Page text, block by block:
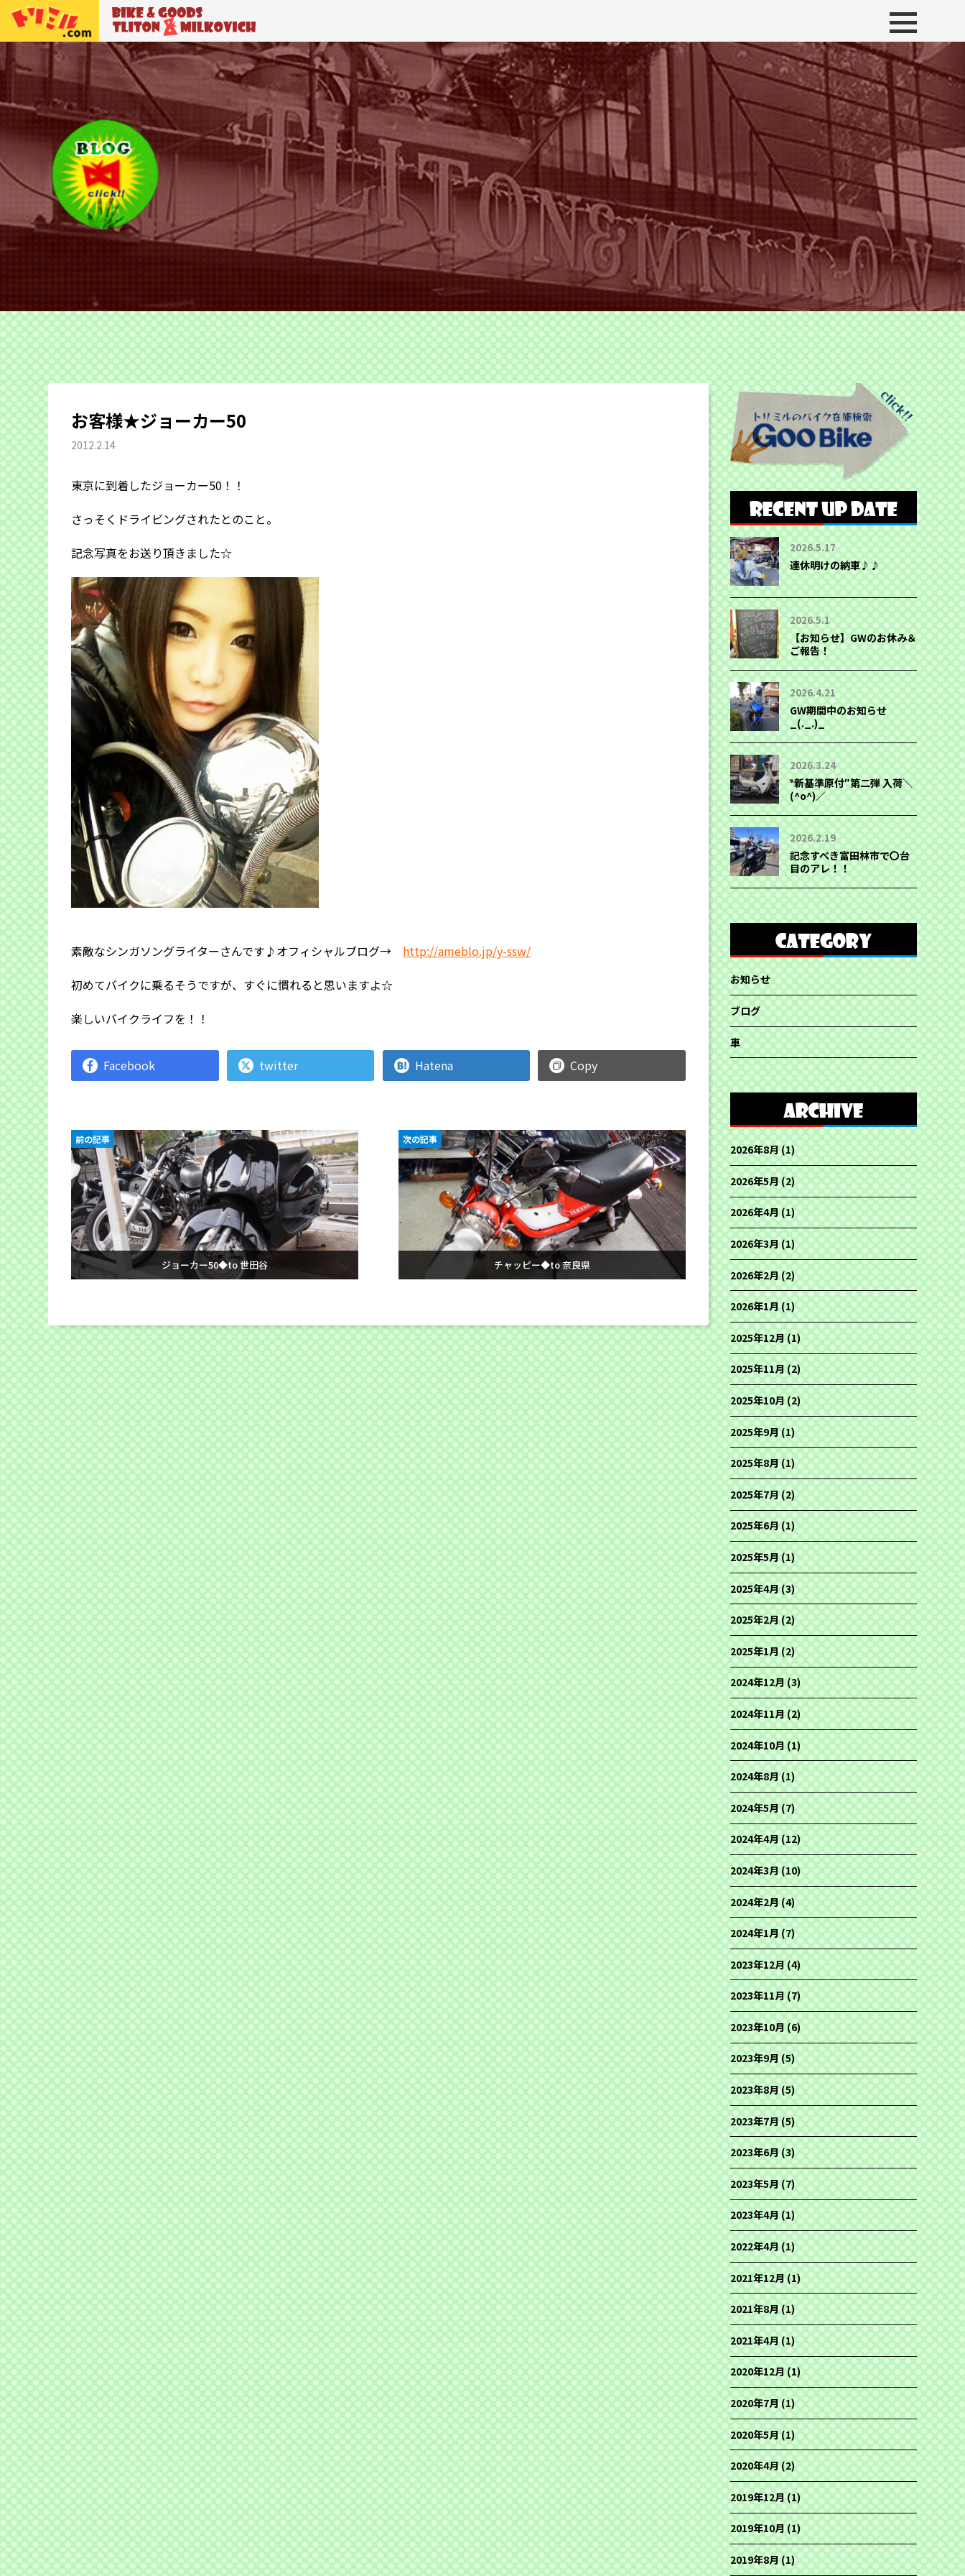
トリトン＆ミルコビッチ
お客様★ジョーカー50
2012.2.14
東京に到着したジョーカー50！！
さっそくドライビングされたとのこと。
記念写真をお送り頂きました☆
素敵なシンガソングライターさんです♪オフィシャルブログ→ http://ameblo.jp/y-ssw/
初めてバイクに乗るそうですが、すぐに慣れると思いますよ☆
楽しいバイクライフを！！
Facebook twitter Hatena Copy
ジョーカー50◆to 世田谷
前の記事
チャッピー◆to 奈良県
次の記事
2026.5.17
連休明けの納車♪♪
2026.5.1
【お知らせ】GWのお休み＆
ご報告！
2026.4.21
GW期間中のお知らせ
_(._.)_
2026.3.24
‶新基準原付″第二弾 入荷＼
(^o^)／
2026.2.19
記念すべき富田林市で〇台
目のアレ！！
お知らせ
ブログ
車
2026年8月(1)
2026年5月(2)
2026年4月(1)
2026年3月(1)
2026年2月(2)
2026年1月(1)
2025年12月(1)
2025年11月(2)
2025年10月(2)
2025年9月(1)
2025年8月(1)
2025年7月(2)
2025年6月(1)
2025年5月(1)
2025年4月(3)
2025年2月(2)
2025年1月(2)
2024年12月(3)
2024年11月(2)
2024年10月(1)
2024年8月(1)
2024年5月(7)
2024年4月(12)
2024年3月(10)
2024年2月(4)
2024年1月(7)
2023年12月(4)
2023年11月(7)
2023年10月(6)
2023年9月(5)
2023年8月(5)
2023年7月(5)
2023年6月(3)
2023年5月(7)
2023年4月(1)
2022年4月(1)
2021年12月(1)
2021年8月(1)
2021年4月(1)
2020年12月(1)
2020年7月(1)
2020年5月(1)
2020年4月(2)
2019年12月(1)
2019年10月(1)
2019年8月(1)